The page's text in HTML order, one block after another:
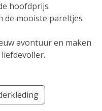
hoofdprijs
de mooiste pareltjes
avontuur en maken